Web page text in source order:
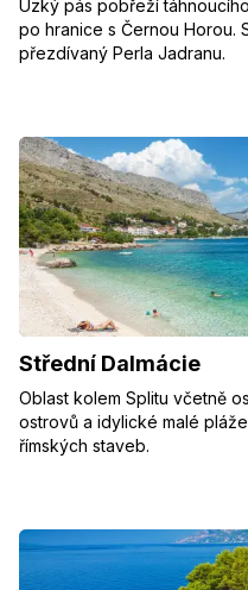
Úzký pás pobřeží
po hranice s Černou Horou.
přezdívaný Perla Jadranu.
Střední Dalmácie
Oblast kolem Splitu včetně
ostrovů a idylické malé
římských staveb.